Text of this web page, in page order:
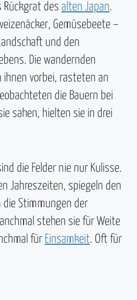
Rückgrat des alten Japan.
Gemüsebeete –
und den
Die wandernden
ihnen vorbei, rasteten an
die Bauern bei
sahen, hielten sie in drei
die Felder nie nur Kulisse.
Jahreszeiten, spiegeln den
die Stimmungen der
stehen sie für Weite
für Einsamkeit. Oft für